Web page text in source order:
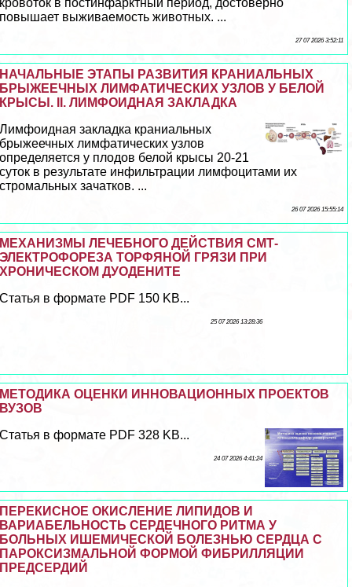
кровоток в постинфарктный период, достоверно
повышает выживаемость животных. ...
27 07 2026 3:52:11
НАЧАЛЬНЫЕ ЭТАПЫ РАЗВИТИЯ КРАНИАЛЬНЫХ
БРЫЖЕЕЧНЫХ ЛИМФАТИЧЕСКИХ УЗЛОВ У БЕЛОЙ
КРЫСЫ. II. ЛИМФОИДНАЯ ЗАКЛАДКА
Лимфоидная закладка краниальных
брыжеечных лимфатических узлов
определяется у плодов белой крысы 20-21
суток в результате инфильтрации лимфоцитами их
стромальных зачатков. ...
26 07 2026 15:55:14
МЕХАНИЗМЫ ЛЕЧЕБНОГО ДЕЙСТВИЯ СМТ-
ЭЛЕКТРОФОРЕЗА ТОРФЯНОЙ ГРЯЗИ ПРИ
ХРОНИЧЕСКОМ ДУОДЕНИТЕ
Статья в формате PDF 150 KB...
25 07 2026 13:28:36
МЕТОДИКА ОЦЕНКИ ИННОВАЦИОННЫХ ПРОЕКТОВ
ВУЗОВ
Статья в формате PDF 328 KB...
24 07 2026 4:41:24
ПЕРЕКИСНОЕ ОКИСЛЕНИЕ ЛИПИДОВ И
ВАРИАБЕЛЬНОСТЬ СЕРДЕЧНОГО РИТМА У
БОЛЬНЫХ ИШЕМИЧЕСКОЙ БОЛЕЗНЬЮ СЕРДЦА С
ПАРОКСИЗМАЛЬНОЙ ФОРМОЙ ФИБРИЛЛЯЦИИ
ПРЕДСЕРДИЙ